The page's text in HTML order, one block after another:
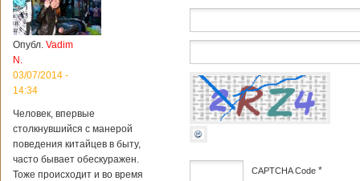
Опубл. Vadim
N.
03/07/2014 -
14:34
Человек, впервые
столкнувшийся с манерой
поведения китайцев в быту,
часто бывает обескуражен.
Тоже происходит и во время
CAPTCHA Code *